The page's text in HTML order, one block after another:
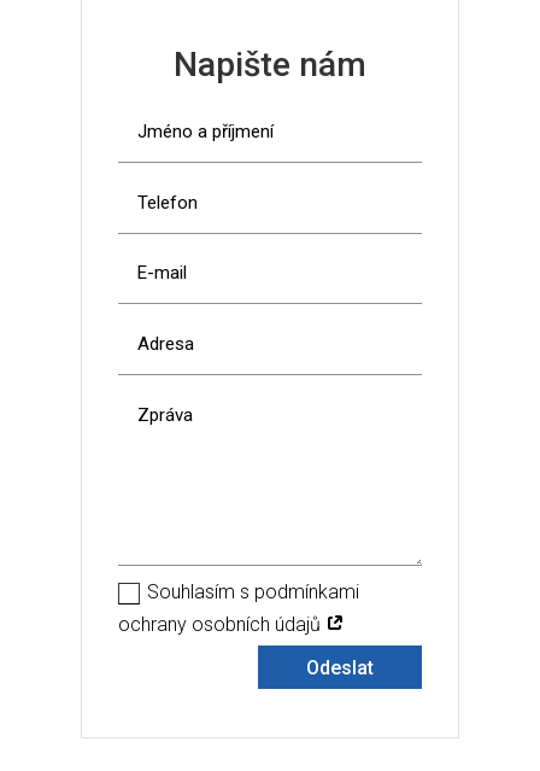
Napište nám
Souhlasím s podmínkami
ochrany osobních údajů
Odeslat